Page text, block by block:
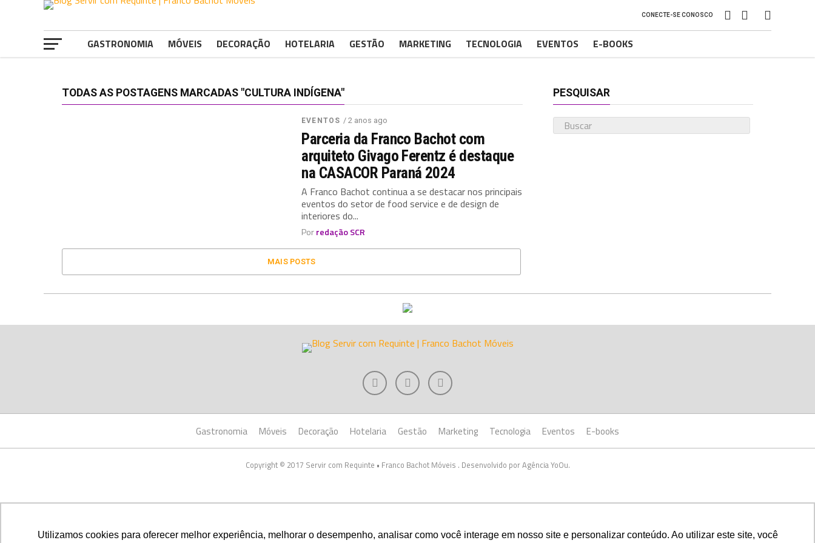
Utilizamos cookies para oferecer melhor experiência, melhorar o desempenho, analisar como você interage em nosso site e personalizar conteúdo. Ao utilizar este site, você
CONECTE-SE CONOSCO
GASTRONOMIA MÓVEIS DECORAÇÃO HOTELARIA GESTÃO MARKETING TECNOLOGIA EVENTOS E-BOOKS
TODAS AS POSTAGENS MARCADAS "CULTURA INDÍGENA"
EVENTOS / 2 anos ago
Parceria da Franco Bachot com
arquiteto Givago Ferentz é destaque
na CASACOR Paraná 2024
A Franco Bachot continua a se destacar nos principais
eventos do setor de food service e de design de
interiores do...
Porredação SCR
MAIS POSTS
PESQUISAR
Gastronomia Móveis Decoração Hotelaria Gestão Marketing Tecnologia Eventos E-books
Copyright © 2017 Servir com Requinte • Franco Bachot Móveis . Desenvolvido por Agência YoOu.